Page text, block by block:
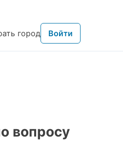
город Войти
вопросу